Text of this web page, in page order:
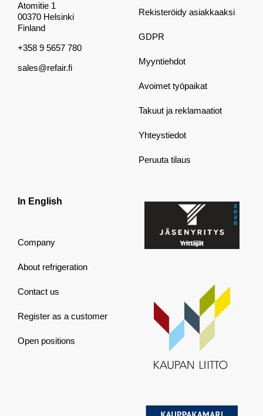
Atomitie 1
00370 Helsinki
Finland
+358 9 5657 780
sales@refair.fi
Rekisteröidy asiakkaaksi
GDPR
Myyntiehdot
Avoimet työpaikat
Takuut ja reklamaatiot
Yhteystiedot
Peruuta tilaus
In English
Company
About refrigeration
Contact us
Register as a customer
Open positions